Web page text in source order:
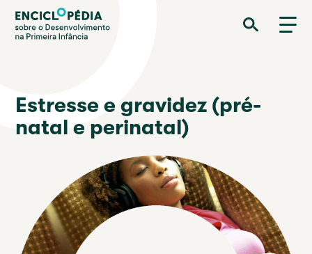
Passar
para
Enciclopédia sobre o Desenvolvimento na Primeira Infância
Estresse e gravidez (pré-
natal e perinatal)